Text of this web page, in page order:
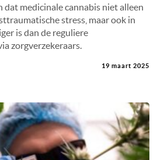
dat medicinale cannabis niet alleen
stress, maar ook in
is dan de reguliere
zorgverzekeraars.
19 maart 2025